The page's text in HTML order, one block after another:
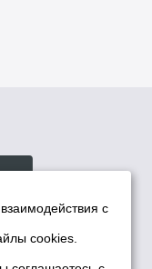
политики мэрии
с
cookies.